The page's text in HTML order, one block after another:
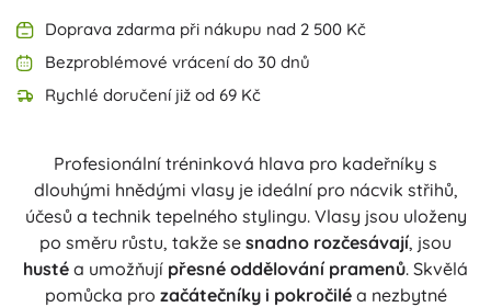
Doprava zdarma při nákupu nad 2 500 Kč
Bezproblémové vrácení do 30 dnů
Rychlé doručení již od 69 Kč
Profesionální tréninková hlava pro kadeřníky s
dlouhými hnědými vlasy je ideální pro nácvik střihů,
účesů a technik tepelného stylingu. Vlasy jsou uloženy
po směru růstu, takže se snadno rozčesávají, jsou
husté a umožňují přesné oddělování pramenů. Skvělá
pomůcka pro začátečníky i pokročiléa nezbytné